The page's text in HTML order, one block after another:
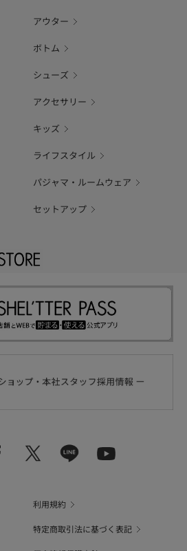
アウター
ボトム
シューズ
アクセサリー
キッズ
ライフスタイル
パジャマ・ルームウェア
セットアップ
利用規約
特定商取引法に基づく表記